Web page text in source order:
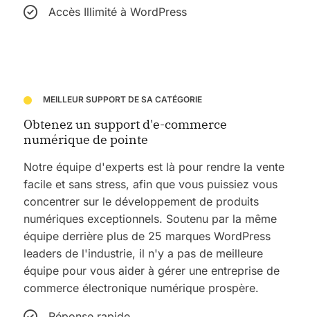
Accès Illimité à WordPress
MEILLEUR SUPPORT DE SA CATÉGORIE
Obtenez un support d'e-commerce
numérique de pointe
Notre équipe d'experts est là pour rendre la vente
facile et sans stress, afin que vous puissiez vous
concentrer sur le développement de produits
numériques exceptionnels. Soutenu par la même
équipe derrière plus de 25 marques WordPress
leaders de l'industrie, il n'y a pas de meilleure
équipe pour vous aider à gérer une entreprise de
commerce électronique numérique prospère.